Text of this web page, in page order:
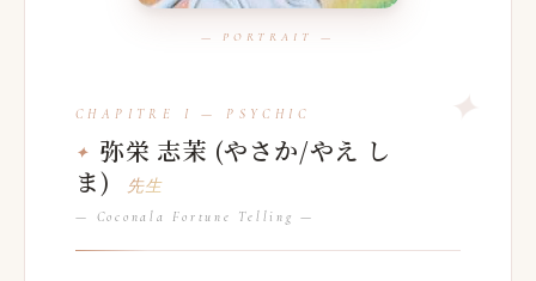
弥栄 志茉 (やさか/やえ し
ま)
先生
— Coconala Fortune Telling —